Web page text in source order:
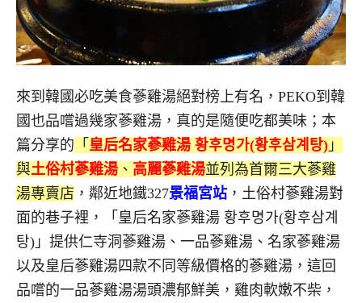
來到韓國必吃美食蔘雞湯絕對榜上有名，PEKO到韓
國也品嚐過幾家蔘雞湯，真的是隨便吃都美味；本
篇分享的 「 皇后名家蔘雞湯 황후명가(황후삼계탕) 」
與土俗村蔘雞湯 、 高麗蔘雞湯並列為首爾三大蔘雞
湯專賣店 ，鄰近地鐵327景福宮站 ，土俗村蔘雞湯對
面的巷子裡，「皇后名家蔘雞湯 황후명가(황후삼계
탕)」提供仁寺洞蔘雞湯、一品蔘雞湯、名家蔘雞湯
以及皇后蔘雞湯四款不同等級價格的蔘雞湯，這回
品嚐的一品蔘雞湯湯頭濃郁鮮美，雞肉軟嫩不柴，